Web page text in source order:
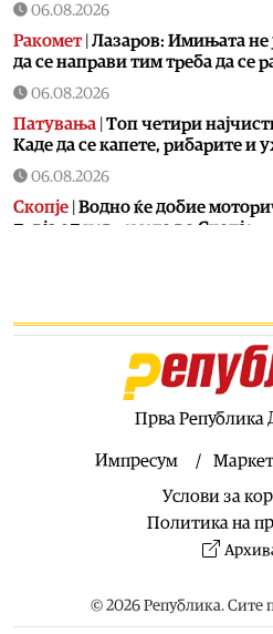
06.08.2026
Ракомет| Лазаров: Имињата не
да се направи тим треба да се
06.08.2026
Патувања | Топ четири
Каде да се капете, рибарите и
06.08.2026
Скопје | Водно ќе добие
дрвја од невремето во Скопје
медицински експерт од
Кујнски тефтер|
македонски ракометари на ЕП
Тешко повреден 16-
Свет|Ал Арабија: Иран и Оман
Прва Република
Импресум
Услови за
Политика на
© 2026 Република. Сите